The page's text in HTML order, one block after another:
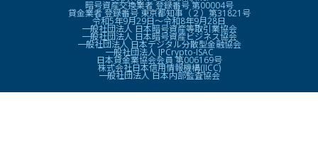
暗号資産交換業者 登録番号 第00004号
貸金業者 登録番号 東京都知事（２）第31821号
令和5年9月29日〜令和8年9月28日
一般社団法人 日本暗号資産等取引業協会
一般社団法人 日本暗号資産ビジネス協会
一般社団法人 日本デジタル分散型金融協会
一般社団法人 JPCrypto-ISAC
日本貸金業協会会員 第006169号
株式会社日本信用情報機構(JICC)
一般社団法人 日本内部監査協会